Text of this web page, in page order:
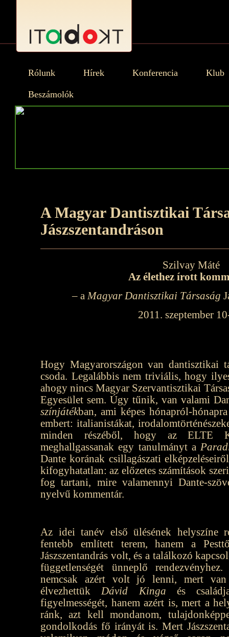
Rólunk Hírek Konferencia Klub
Beszámolók
A Magyar Dantisztikai
Jászszentandráson
Szilvay Máté
Az élethez írott
– a Magyar Dantisztikai Társaság
2011. szeptember
Hogy Magyarországon van dantisztikai
csoda. Legalábbis nem triviális, hogy
ahogy nincs Magyar Szervantisztikai
Egyesület sem. Úgy tűnik, van valami
színjátékban, ami képes hónapról-
embert: italianistákat,
minden részéből, hogy az ELTE
meghallgassanak egy tanulmányt a
Dante korának csillagászati
kifogyhatatlan: az előzetes számítások
fog tartani, mire valamennyi Dante-
nyelvű kommentár.
Az idei tanév első ülésének helyszíne
fentebb említett terem, hanem a
Jászszentandrás volt, és a találkozó
függetlenségét ünneplő rendezvényhez.
nemcsak azért volt jó lenni, mert
élvezhettük Dávid Kinga és
figyelmességét, hanem azért is, mert a
ránk, azt kell mondanom,
gondolkodás fő irányát is. Mert